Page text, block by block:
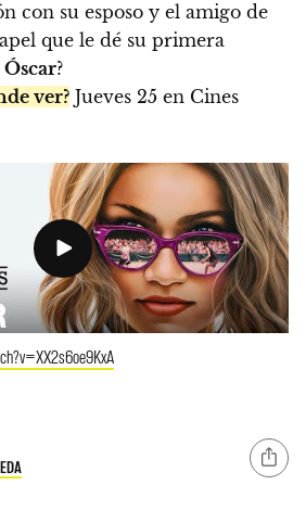
con su esposo y el amigo de
que le dé su primera
Óscar?
ver? Jueves 25 en Cines